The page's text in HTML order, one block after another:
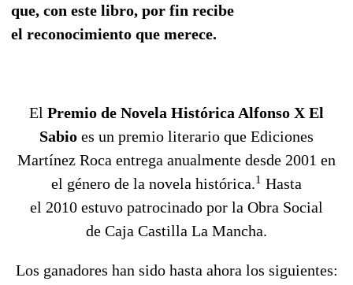
que, con este libro, por fin recibe
el reconocimiento que merece.
El Premio de Novela Histórica Alfonso X El
Sabio es un premio literario que Ediciones
Martínez Roca entrega anualmente desde 2001 en
el género de la novela histórica.1 Hasta
el 2010 estuvo patrocinado por la Obra Social
de Caja Castilla La Mancha.
Los ganadores han sido hasta ahora los siguientes: